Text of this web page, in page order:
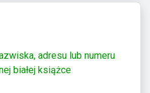
adresu lub numeru
białej książce